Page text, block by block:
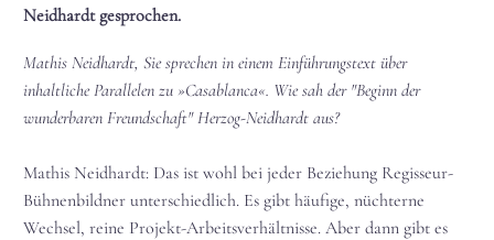
Neidhardt gesprochen.
Mathis Neidhardt, Sie sprechen in einem Einführungstext über
inhaltliche Parallelen zu »Casablanca«. Wie sah der "Beginn der
wunderbaren Freundschaft" Herzog-Neidhardt aus?
Mathis Neidhardt: Das ist wohl bei jeder Beziehung Regisseur-
Bühnenbildner unterschiedlich. Es gibt häufige, nüchterne
Wechsel, reine Projekt-Arbeitsverhältnisse. Aber dann gibt es